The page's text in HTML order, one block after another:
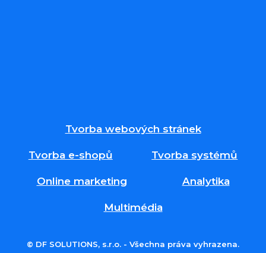
Tvorba webových stránek
Tvorba e-shopů Tvorba systémů
Online marketing Analytika
Multimédia
© DF SOLUTIONS, s.r.o. - Všechna práva vyhrazena.